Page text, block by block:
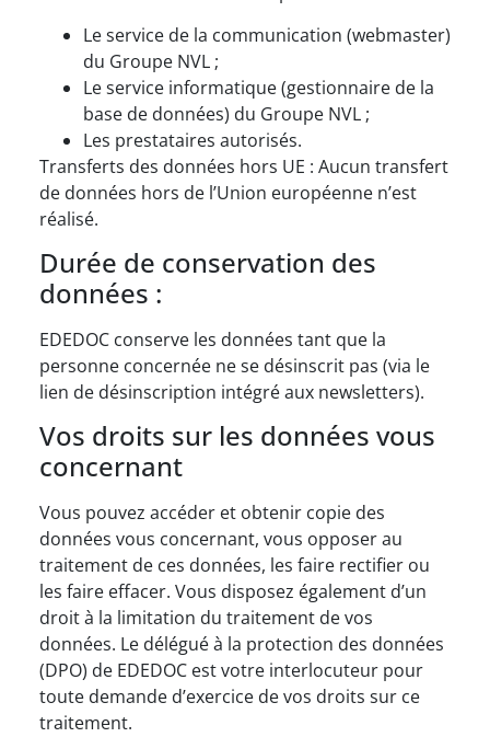
Le service de la communication (webmaster)
du Groupe NVL ;
Le service informatique (gestionnaire de la
base de données) du Groupe NVL ;
Les prestataires autorisés.
Transferts des données hors UE : Aucun transfert
de données hors de l’Union européenne n’est
réalisé.
Durée de conservation des
données :
EDEDOC conserve les données tant que la
personne concernée ne se désinscrit pas (via le
lien de désinscription intégré aux newsletters).
Vos droits sur les données vous
concernant
Vous pouvez accéder et obtenir copie des
données vous concernant, vous opposer au
traitement de ces données, les faire rectifier ou
les faire effacer. Vous disposez également d’un
droit à la limitation du traitement de vos
données. Le délégué à la protection des données
(DPO) de EDEDOC est votre interlocuteur pour
toute demande d’exercice de vos droits sur ce
traitement.